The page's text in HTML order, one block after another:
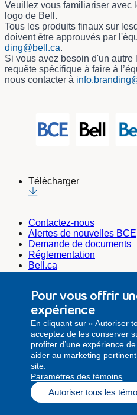
Veuillez vous familiariser avec
logo de Bell.
Tous les produits finaux sur
doivent être approuvés par
ding@bell.ca.
Si vous avez besoin d'un
requête spécifique à faire à
nous contacter à
Télécharger
Contactez-nous
Alertes de nouvelles BCE
Demande de documents
Réglementation
Bell.ca
Emplois@Bell
Secrétariat de l’entreprise
secretariat.corporatif@bell.ca
Relations investisseurs
relations.investisseurs@bell.ca
Relations médias
media@bell.ca
Avis juridiqueConfidentialité
témoins
Pour vous offrir
expérience
En cliquant sur « Autoriser
acceptez de les conserver
profiter d’une expérience
aider au marketing
site.
Paramètres des témoins
Autoriser tous les